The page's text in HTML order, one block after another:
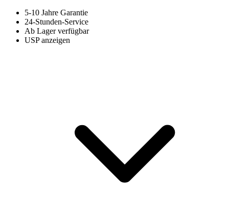
5-10 Jahre Garantie
24-Stunden-Service
Ab Lager verfügbar
USP anzeigen